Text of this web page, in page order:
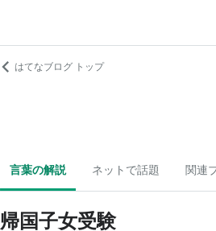
はてなブログ トップ
言葉の解説 ネットで話題 関連
帰国子女受験